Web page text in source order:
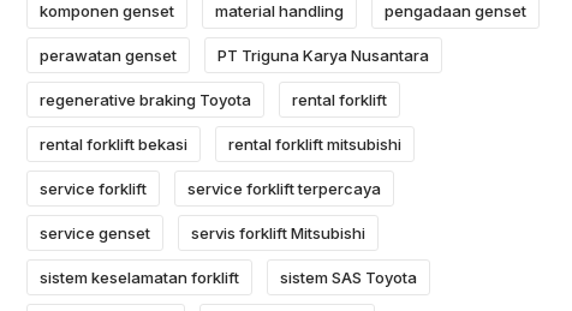
komponen genset material handling pengadaan genset
perawatan genset PT Triguna Karya Nusantara
regenerative braking Toyota rental forklift
rental forklift bekasi rental forklift mitsubishi
service forklift service forklift terpercaya
service genset servis forklift Mitsubishi
sistem keselamatan forklift sistem SAS Toyota